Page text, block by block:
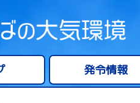
発令情報